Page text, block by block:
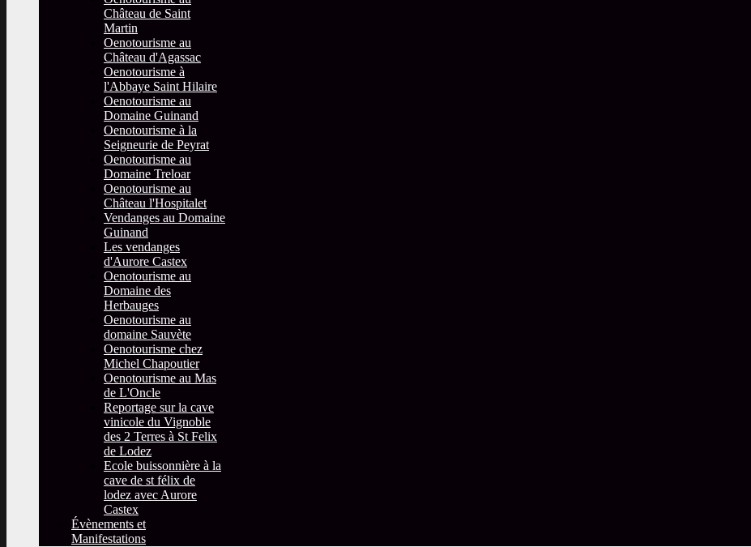
Château de Saint
Martin
Oenotourisme au
Château d'Agassac
Oenotourisme à
l'Abbaye Saint Hilaire
Oenotourisme au
Domaine Guinand
Oenotourisme à la
Seigneurie de Peyrat
Oenotourisme au
Domaine Treloar
Oenotourisme au
Château l'Hospitalet
Vendanges au Domaine
Guinand
Les vendanges
d'Aurore Castex
Oenotourisme au
Domaine des
Herbauges
Oenotourisme au
domaine Sauvète
Oenotourisme chez
Michel Chapoutier
Oenotourisme au Mas
de L'Oncle
Reportage sur la cave
vinicole du Vignoble
des 2 Terres à St Felix
de Lodez
Ecole buissonnière à la
cave de st félix de
lodez avec Aurore
Castex
Évènements et
Manifestations